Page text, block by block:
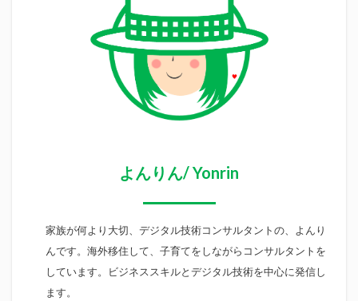
よんりん/ Yonrin
家族が何より大切、デジタル技術コンサルタントの、よんり
んです。海外移住して、子育てをしながらコンサルタントを
しています。ビジネススキルとデジタル技術を中心に発信し
ます。